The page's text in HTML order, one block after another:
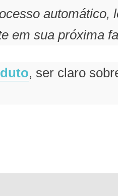
automático,
em sua próxima
, ser claro